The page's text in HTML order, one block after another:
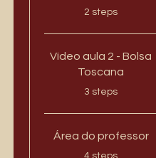
.
2 steps
Vídeo aula 2 - Bolsa
Toscana
.
3 steps
Área do professor
.
4 steps